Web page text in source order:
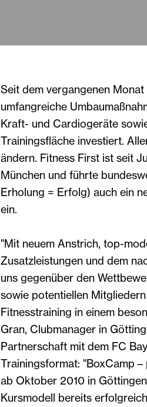
Seit dem vergangenen
umfangreiche
Kraft- und Cardiogeräte
Trainingsfläche investiert.
ändern. Fitness First ist seit
München und führte
Erholung = Erfolg) auch ein
ein.
"Mit neuem Anstrich, top-
Zusatzleistungen und dem
uns gegenüber den
sowie potentiellen
Fitnesstraining in einem
Gran, Clubmanager in
Partnerschaft mit dem FC
Trainingsformat: "BoxCamp
ab Oktober 2010 in
Kursmodell bereits